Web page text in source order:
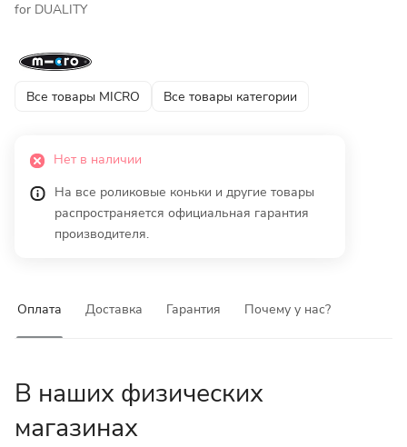
for DUALITY
Все товары MICRO Все товары категории
Нет в наличии
На все роликовые коньки и другие товары
распространяется официальная гарантия
производителя.
Оплата Доставка Гарантия Почему у нас?
В наших физических
магазинах